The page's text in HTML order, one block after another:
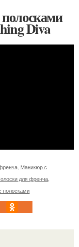
Diva
Маникюр с
для френча
полосками